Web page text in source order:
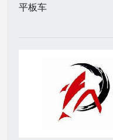
平板车